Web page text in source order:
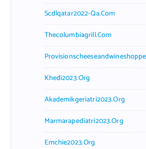
Scdlqatar2022-Qa.com
Thecolumbiagrill.com
Khedi2023.org
Akademikgeriatri2023.org
Marmarapediatri2023.org
Emchie2023.org